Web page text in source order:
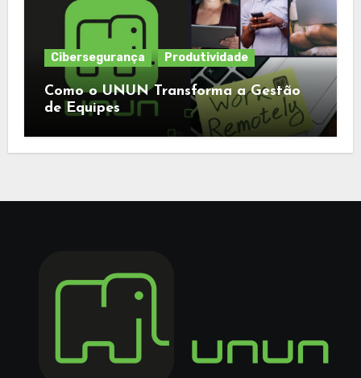
Cibersegurança Produtividade
Como o UNUN Transforma a Gestão
de Equipes